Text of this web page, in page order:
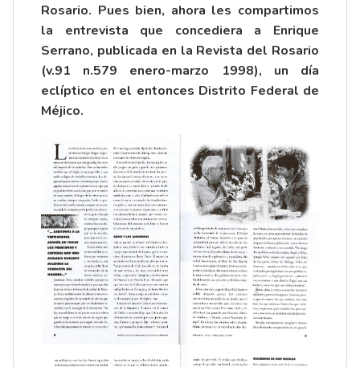
Rosario. Pues bien, ahora les compartimos
la entrevista que concediera a Enrique
Serrano, publicada en la Revista del Rosario
(v.91 n.579 enero-marzo 1998), un día
eclíptico en el entonces Distrito Federal de
Méjico.